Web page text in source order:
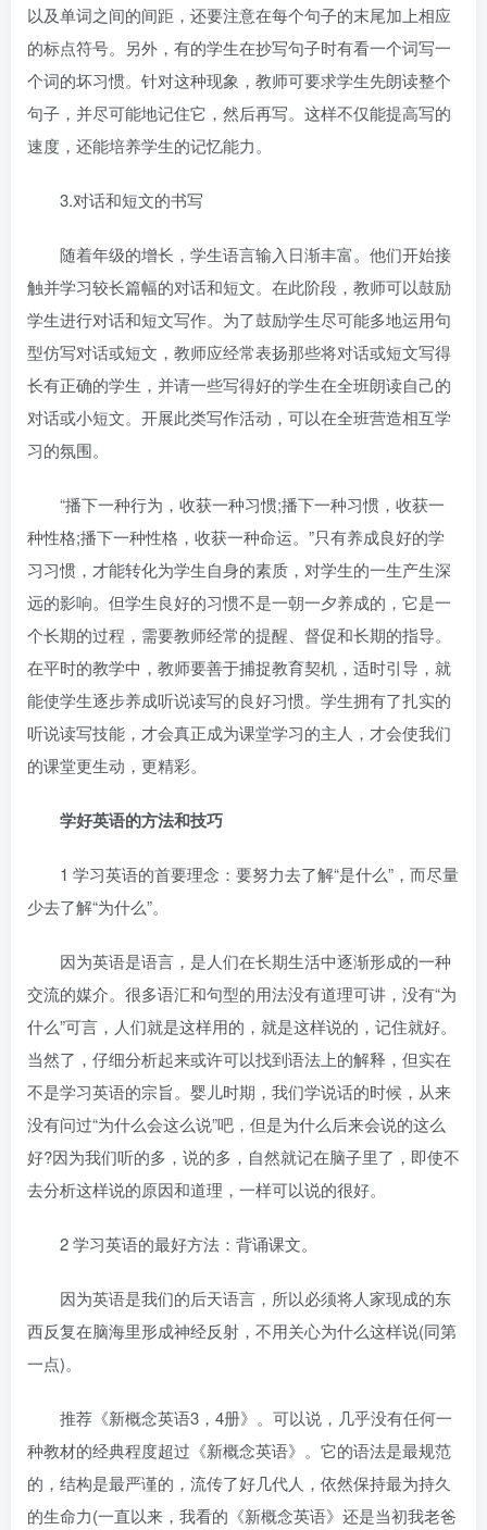
以及单词之间的间距，还要注意在每个句子的末尾加上相应
的标点符号。另外，有的学生在抄写句子时有看一个词写一
个词的坏习惯。针对这种现象，教师可要求学生先朗读整个
句子，并尽可能地记住它，然后再写。这样不仅能提高写的
速度，还能培养学生的记忆能力。
3.对话和短文的书写
随着年级的增长，学生语言输入日渐丰富。他们开始接
触并学习较长篇幅的对话和短文。在此阶段，教师可以鼓励
学生进行对话和短文写作。为了鼓励学生尽可能多地运用句
型仿写对话或短文，教师应经常表扬那些将对话或短文写得
长有正确的学生，并请一些写得好的学生在全班朗读自己的
对话或小短文。开展此类写作活动，可以在全班营造相互学
习的氛围。
“播下一种行为，收获一种习惯;播下一种习惯，收获一
种性格;播下一种性格，收获一种命运。”只有养成良好的学
习习惯，才能转化为学生自身的素质，对学生的一生产生深
远的影响。但学生良好的习惯不是一朝一夕养成的，它是一
个长期的过程，需要教师经常的提醒、督促和长期的指导。
在平时的教学中，教师要善于捕捉教育契机，适时引导，就
能使学生逐步养成听说读写的良好习惯。学生拥有了扎实的
听说读写技能，才会真正成为课堂学习的主人，才会使我们
的课堂更生动，更精彩。
学好英语的方法和技巧
1 学习英语的首要理念：要努力去了解“是什么”，而尽量
少去了解“为什么”。
因为英语是语言，是人们在长期生活中逐渐形成的一种
交流的媒介。很多语汇和句型的用法没有道理可讲，没有“为
什么”可言，人们就是这样用的，就是这样说的，记住就好。
当然了，仔细分析起来或许可以找到语法上的解释，但实在
不是学习英语的宗旨。婴儿时期，我们学说话的时候，从来
没有问过“为什么会这么说”吧，但是为什么后来会说的这么
好?因为我们听的多，说的多，自然就记在脑子里了，即使不
去分析这样说的原因和道理，一样可以说的很好。
2 学习英语的最好方法：背诵课文。
因为英语是我们的后天语言，所以必须将人家现成的东
西反复在脑海里形成神经反射，不用关心为什么这样说(同第
一点)。
推荐《新概念英语3，4册》。可以说，几乎没有任何一
种教材的经典程度超过《新概念英语》。它的语法是最规范
的，结构是最严谨的，流传了好几代人，依然保持最为持久
的生命力(一直以来，我看的《新概念英语》还是当初我老爸